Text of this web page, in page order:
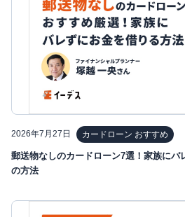
2026年7月27日 カードローン おすすめ
郵送物なしのカードローン7選！家族にバ
の方法